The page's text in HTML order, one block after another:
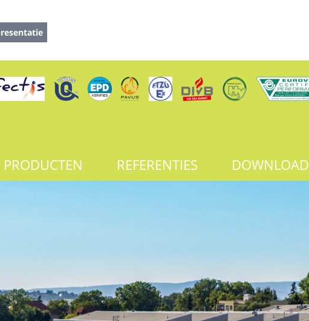
PRODUCTEN REFERENTIES DOWNLOAD